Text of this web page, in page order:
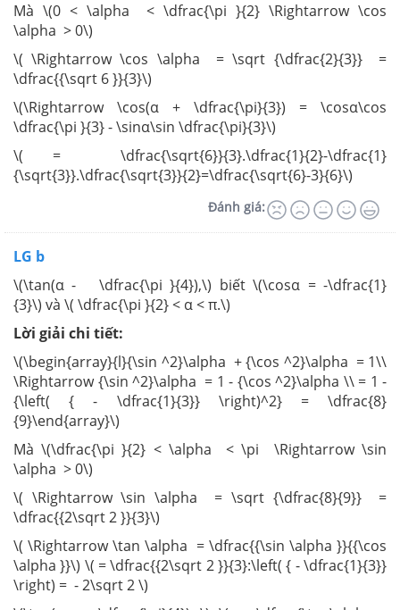
Mà \(0 < \alpha < \dfrac{\pi }{2} \Rightarrow \cos
\alpha > 0\)
\( \Rightarrow \cos \alpha = \sqrt {\dfrac{2}{3}} =
\dfrac{{\sqrt 6 }}{3}\)
\(\Rightarrow \cos(α + \dfrac{\pi}{3}) = \cosα\cos
\dfrac{\pi }{3} - \sinα\sin \dfrac{\pi}{3}\)
\( = \dfrac{\sqrt{6}}{3}.\dfrac{1}{2}-\dfrac{1}
{\sqrt{3}}.\dfrac{\sqrt{3}}{2}=\dfrac{\sqrt{6}-3}{6}\)
Đánh giá:
LG b
\(\tan(α - \dfrac{\pi }{4}),\) biết \(\cosα = -\dfrac{1}
{3}\) và \( \dfrac{\pi }{2} < α < π.\)
Lời giải chi tiết:
\(\begin{array}{l}{\sin ^2}\alpha + {\cos ^2}\alpha = 1\\
\Rightarrow {\sin ^2}\alpha = 1 - {\cos ^2}\alpha \\ = 1 -
{\left( { - \dfrac{1}{3}} \right)^2} = \dfrac{8}
{9}\end{array}\)
Mà \(\dfrac{\pi }{2} < \alpha < \pi \Rightarrow \sin
\alpha > 0\)
\( \Rightarrow \sin \alpha = \sqrt {\dfrac{8}{9}} =
\dfrac{{2\sqrt 2 }}{3}\)
\( \Rightarrow \tan \alpha = \dfrac{{\sin \alpha }}{{\cos
\alpha }}\) \( = \dfrac{{2\sqrt 2 }}{3}:\left( { - \dfrac{1}{3}}
\right) = - 2\sqrt 2 \)